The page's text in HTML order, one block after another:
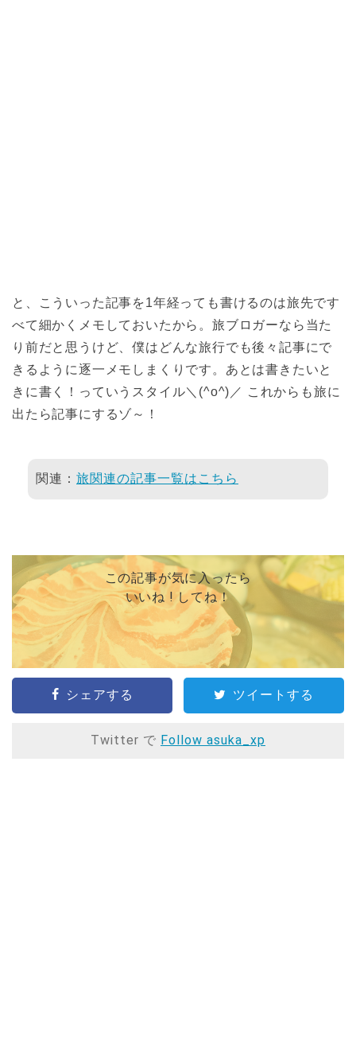
と、こういった記事を1年経っても書けるのは旅先です
べて細かくメモしておいたから。旅ブロガーなら当た
り前だと思うけど、僕はどんな旅行でも後々記事にで
きるように逐一メモしまくりです。あとは書きたいと
きに書く！っていうスタイル＼(^o^)／ これからも旅に
出たら記事にするゾ～！
関連： 旅関連の記事一覧はこちら
この記事が気に入ったら
いいね ! してね！
シェアする ツイートする
Twitter で Follow asuka_xp